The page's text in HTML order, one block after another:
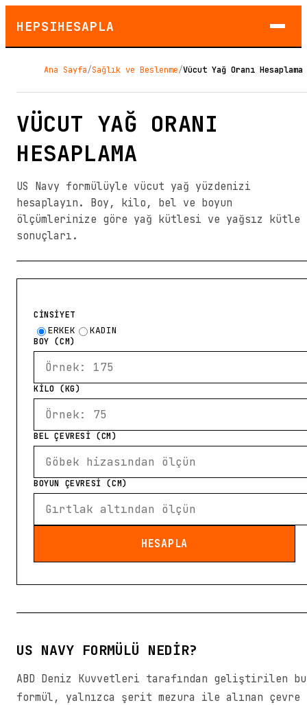
HEPSIHESAPLA
Ana Sayfa/Sağlık ve Beslenme/Vücut Yağ Oranı Hesaplama
VÜCUT YAĞ ORANI
HESAPLAMA
US Navy formülüyle vücut yağ yüzdenizi
hesaplayın. Boy, kilo, bel ve boyun
ölçümlerinize göre yağ kütlesi ve yağsız kütle
sonuçları.
CİNSİYET
ERKEK KADIN
BOY (CM)
KİLO (KG)
BEL ÇEVRESİ (CM)
BOYUN ÇEVRESİ (CM)
HESAPLA
US NAVY FORMÜLÜ NEDIR?
ABD Deniz Kuvvetleri tarafından geliştirilen bu
formül, yalnızca şerit mezura ile alınan çevre